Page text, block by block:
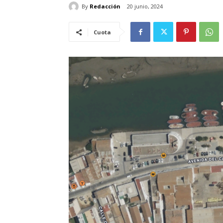
By Redacción 20 junio, 2024
Cuota